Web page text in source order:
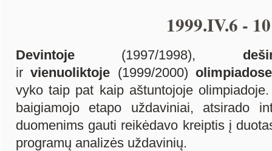
1999.IV.6 - 10
Devintoje (1997/1998),
irvienuoliktoje (1999/2000) olimpiadose
vyko taip pat kaip aštuntojoje
baigiamojo etapo uždaviniai, atsirado
duomenims gauti reikėdavo kreiptis į
programų analizės uždavinių.